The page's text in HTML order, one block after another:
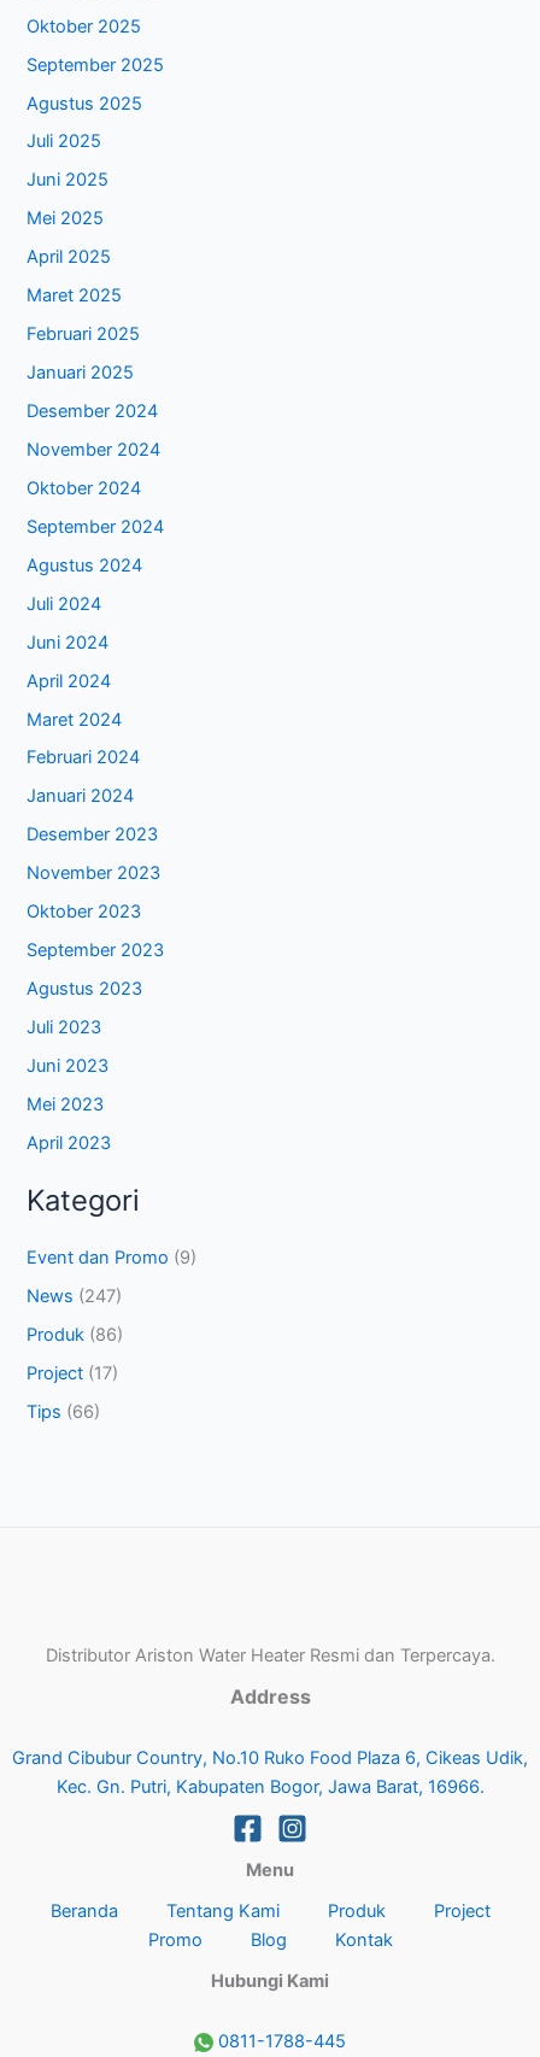
Oktober 2025
September 2025
Agustus 2025
Juli 2025
Juni 2025
Mei 2025
April 2025
Maret 2025
Februari 2025
Januari 2025
Desember 2024
November 2024
Oktober 2024
September 2024
Agustus 2024
Juli 2024
Juni 2024
April 2024
Maret 2024
Februari 2024
Januari 2024
Desember 2023
November 2023
Oktober 2023
September 2023
Agustus 2023
Juli 2023
Juni 2023
Mei 2023
April 2023
Kategori
Event dan Promo (9)
News (247)
Produk (86)
Project (17)
Tips (66)
Distributor Ariston Water Heater Resmi dan Terpercaya.
Address
Grand Cibubur Country, No.10 Ruko Food Plaza 6, Cikeas Udik,
Kec. Gn. Putri, Kabupaten Bogor, Jawa Barat, 16966.
Menu
Beranda
Tentang Kami Produk
Project
Promo
Blog
Kontak
Hubungi Kami
0811-1788-445